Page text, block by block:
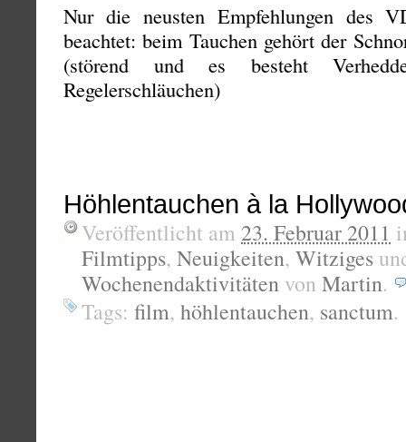
Nur die neusten Empfehlungen des
beachtet: beim Tauchen gehört der
(störend und es besteht
Regelerschläuchen)
Höhlentauchen à la
Veröffentlicht am 23. Februar 2011
Filmtipps, Neuigkeiten, Witziges
Wochenendaktivitäten von Martin.
Tags: film, höhlentauchen, sanctum.